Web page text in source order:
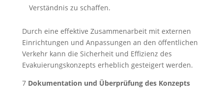
Verständnis zu schaffen.
Durch eine effektive Zusammenarbeit mit externen
Einrichtungen und Anpassungen an den öffentlichen
Verkehr kann die Sicherheit und Effizienz des
Evakuierungskonzepts erheblich gesteigert werden.
7 Dokumentation und Überprüfung des Konzepts